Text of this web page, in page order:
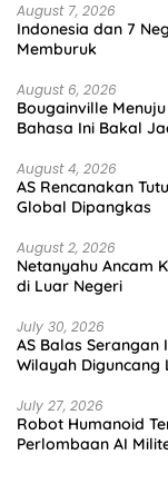
August 7, 2026
Indonesia dan 7
Memburuk
August 6, 2026
Bougainville
Bahasa Ini Bakal
August 4, 2026
AS Rencanakan
Global Dipangkas
August 2, 2026
Netanyahu Ancam
di Luar Negeri
July 30, 2026
AS Balas
Wilayah Diguncang
July 27, 2026
Robot Humanoid
Perlombaan AI